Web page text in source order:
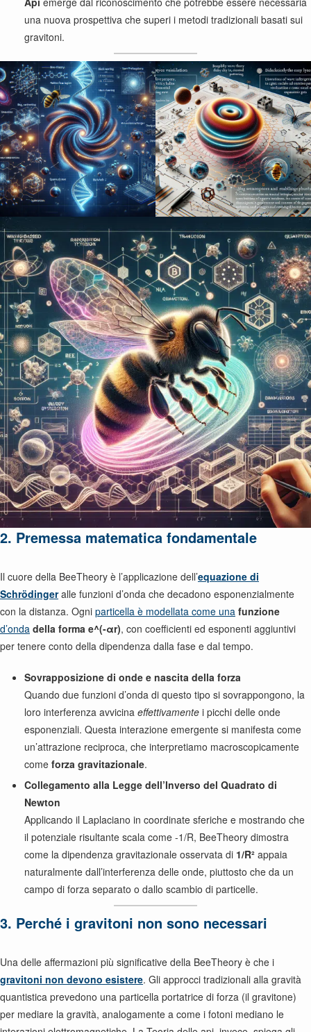
una nuova prospettiva che superi i metodi tradizionali basati sui
gravitoni.
2. Premessa matematica fondamentale
Il cuore della BeeTheory è l’applicazione dell’equazione di
Schrödingeralle funzioni d’onda che decadono esponenzialmente
con la distanza. Ogni particella è modellata come una funzione
d’onda della forma e^(-αr), con coefficienti ed esponenti aggiuntivi
per tenere conto della dipendenza dalla fase e dal tempo.
Sovrapposizione di onde e nascita della forza
Quando due funzioni d’onda di questo tipo si sovrappongono, la
loro interferenza avvicina effettivamente i picchi delle onde
esponenziali. Questa interazione emergente si manifesta come
un’attrazione reciproca, che interpretiamo macroscopicamente
come forza gravitazionale.
Collegamento alla Legge dell’Inverso del Quadrato di
Newton
Applicando il Laplaciano in coordinate sferiche e mostrando che
il potenziale risultante scala come -1/R, BeeTheory dimostra
come la dipendenza gravitazionale osservata di 1/R² appaia
naturalmente dall’interferenza delle onde, piuttosto che da un
campo di forza separato o dallo scambio di particelle.
3. Perché i gravitoni non sono necessari
Una delle affermazioni più significative della BeeTheory è che i
gravitoni non devono esistere. Gli approcci tradizionali alla gravità
quantistica prevedono una particella portatrice di forza (il gravitone)
per mediare la gravità, analogamente a come i fotoni mediano le